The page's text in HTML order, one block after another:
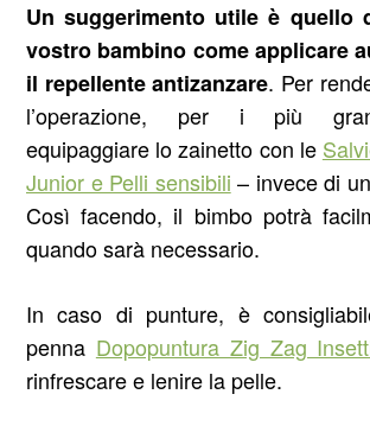
Un suggerimento utile è quello
vostro bambino come applicare
il repellente antizanzare. Per
l’operazione, per i più
equipaggiare lozainetto con le
Junior e Pelli sensibili – invece di
Così facendo, il bimbo potrà
quandosarà necessario.
In caso di punture, è
penna Dopopuntura Zig Zag
rinfrescare e lenire la pelle.